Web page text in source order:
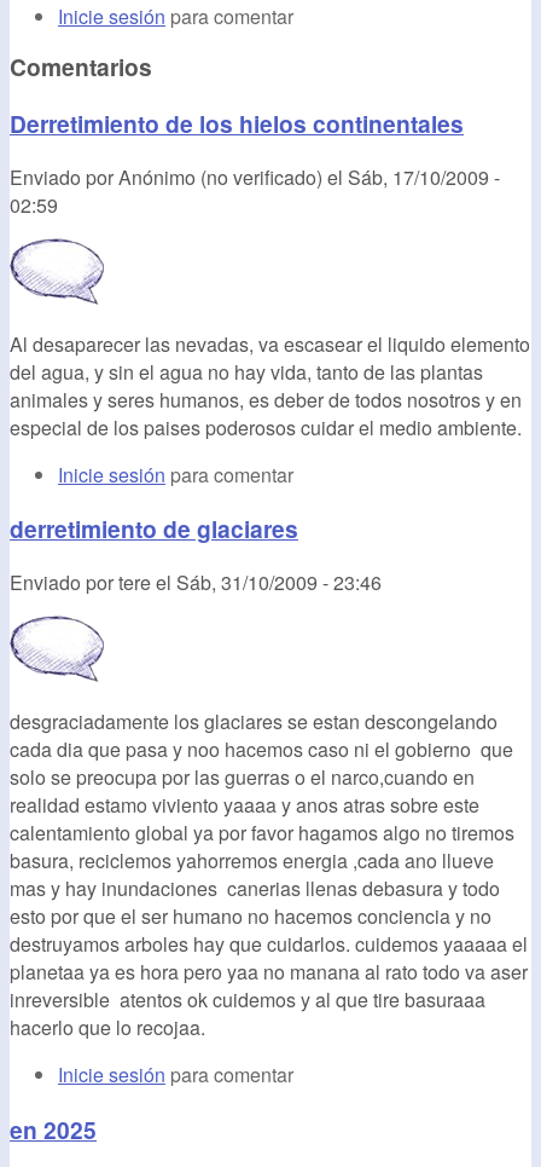
Inicie sesión para comentar
Comentarios
Derretimiento de los hielos continentales
Enviado porAnónimo (no verificado) el Sáb, 17/10/2009 -
02:59
Al desaparecer las nevadas, va escasear el liquido elemento
del agua, y sin el agua no hay vida, tanto de las plantas
animales y seres humanos, es deber de todos nosotros y en
especial de los paises poderosos cuidar el medio ambiente.
Inicie sesión para comentar
derretimiento de glaciares
Enviado portereel Sáb, 31/10/2009 - 23:46
desgraciadamente los glaciares se estan descongelando
cada dia que pasa y noo hacemos caso ni el gobierno que
solo se preocupa por las guerras o el narco,cuando en
realidad estamo viviento yaaaa y anos atras sobre este
calentamiento global ya por favor hagamos algo no tiremos
basura, reciclemos yahorremos energia ,cada ano llueve
mas y hay inundaciones canerias llenas debasura y todo
esto por que el ser humano no hacemos conciencia y no
destruyamos arboles hay que cuidarlos. cuidemos yaaaaa el
planetaa ya es hora pero yaa no manana al rato todo va aser
inreversible atentos ok cuidemos y al que tire basuraaa
hacerlo que lo recojaa.
Inicie sesión para comentar
en 2025